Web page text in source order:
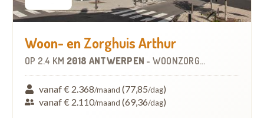
Woon- en Zorghuis Arthur
OP 2.4 KM 2018 ANTWERPEN - WOONZORGCENTRUM (WZC)
vanaf € 2.368/maand (77,85/dag)
vanaf € 2.110/maand (69,36/dag)